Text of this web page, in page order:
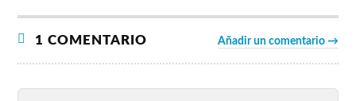
1 COMENTARIO Añadir un comentario →